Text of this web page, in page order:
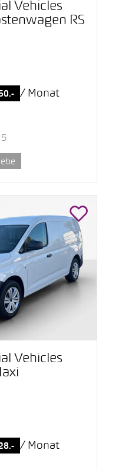
Vehicles
RS
/ Monat
Vehicles
/ Monat